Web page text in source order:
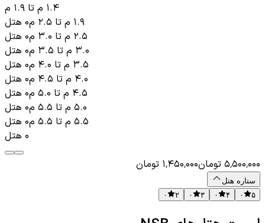
۱.۴ م تا ۱.۹ م
۰ هتل ۱.۹ م تا ۲.۵ م
۰ هتل ۲.۵ م تا ۳.۰ م
۰ هتل ۳.۰ م تا ۳.۵ م
۰ هتل ۳.۵ م تا ۴.۰ م
۰ هتل ۴.۰ م تا ۴.۵ م
۰ هتل ۴.۵ م تا ۵.۰ م
۰ هتل ۵.۰ م تا ۵.۵ م
۰ هتل ۵.۵ م تا ۵.۵ م
۰ هتل
۵٬۵۰۰٬۰۰۰ تومان۱٬۴۵۰٬۰۰۰ تومان
ستاره هتل
۵
۰ ۴ ۰ ۳ ۰ ۲ ۰